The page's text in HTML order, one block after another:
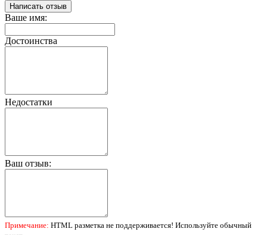
Написать отзыв
Ваше имя:
Достоинства
Недостатки
Ваш отзыв:
Примечание: HTML разметка не поддерживается! Используйте обычный